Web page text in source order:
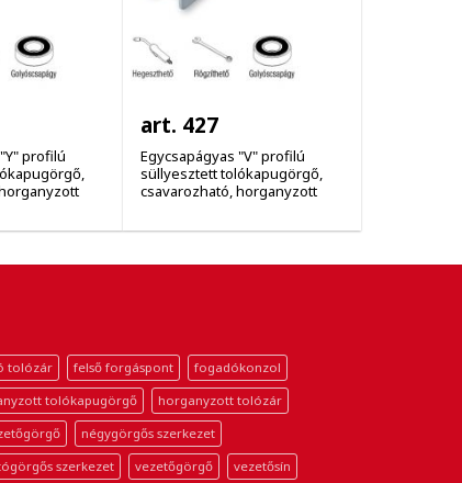
profilú
art. 427
Egycsapágyas "V" profilú
süllyesztett tolókapugörgő,
csavarozható, horganyzott
tolózár felső forgáspont
fogadókonzol
tolókapugörgő
horganyzott tolózár
négygörgős szerkezet
szerkezet vezetőgörgő
vezetősín